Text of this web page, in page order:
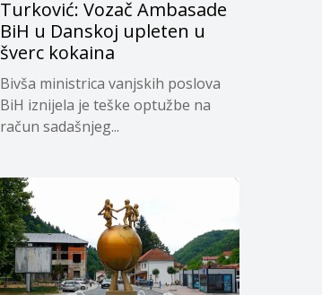
Turković: Vozač Ambasade
BiH u Danskoj upleten u
šverc kokaina
Bivša ministrica vanjskih poslova
BiH iznijela je teške optužbe na
račun sadašnjeg...